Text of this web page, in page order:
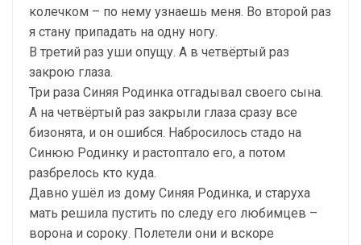
колечком – по нему узнаешь меня. Во второй раз
я стану припадать на одну ногу.
В третий раз уши опущу. А в четвёртый раз
закрою глаза.
Три раза Синяя Родинка отгадывал своего сына.
А на четвёртый раз закрыли глаза сразу все
бизонята, и он ошибся. Набросилось стадо на
Синюю Родинку и растоптало его, а потом
разбрелось кто куда.
Давно ушёл из дому Синяя Родинка, и старуха
мать решила пустить по следу его любимцев –
ворона и сороку. Полетели они и вскоре